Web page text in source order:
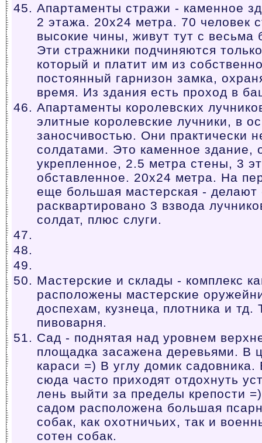
Апартаменты стражи - каменное
2 этажа. 20x24 метра. 70 человек
высокие чины, живут тут с
Эти стражники подчиняются
который и платит им из
постоянный гарнизон замка,
время. Из здания есть проход в
Апартаменты королевских
элитные королевские лучники, в
заносчивостью. Они практически
солдатами. Это каменное здание,
укрепленное, 2.5 метра стены, 3
обставленное. 20x24 метра. На
еще большая мастерская - делают
расквартировано 3 взвода
солдат, плюс слуги.
Мастерские и склады - комплекс
расположены мастерские
доспехам, кузнеца, плотника и тд.
пивоварня.
Сад - поднятая над уровнем
площадка засажена деревьями. В
караси =) В углу домик
сюда часто приходят отдохнуть
лень выйти за пределы крепости
садом расположена большая
собак, как охотничьих, так и
сотен собак.